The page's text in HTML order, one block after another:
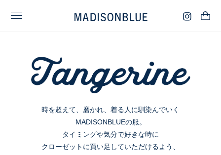
時を超えて、磨かれ、着る人に馴染んでいく
MADISONBLUEの服。
タイミングや気分で好きな時に
クローゼットに買い足していただけるよう、